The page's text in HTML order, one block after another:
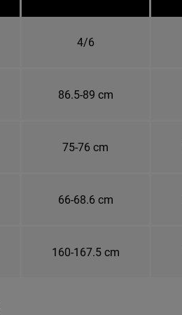
4/6
86.5-89 cm
75-76 cm
66-68.6 cm
160-167.5 cm